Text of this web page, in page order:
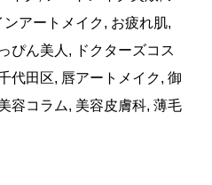
ンアートメイク, お疲れ肌,
ぴん美人 , ドクターズコス
代田区, 唇アートメイク, 御
容コラム, 美容皮膚科, 薄毛